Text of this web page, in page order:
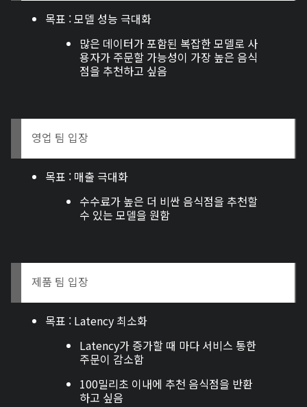
목표 : 모델 성능 극대화
많은 데이터가 포함된 복잡한 모델로 사
용자가 주문할 가능성이 가장 높은 음식
점을 추천하고 싶음
영업 팀 입장
목표 : 매출 극대화
수수료가 높은 더 비싼 음식점을 추천할
수 있는 모델을 원함
제품 팀 입장
목표 : Latency 최소화
Latency가 증가할 때 마다 서비스 통한
주문이 감소함
100밀리초 이내에 추천 음식점을 반환
하고 싶음